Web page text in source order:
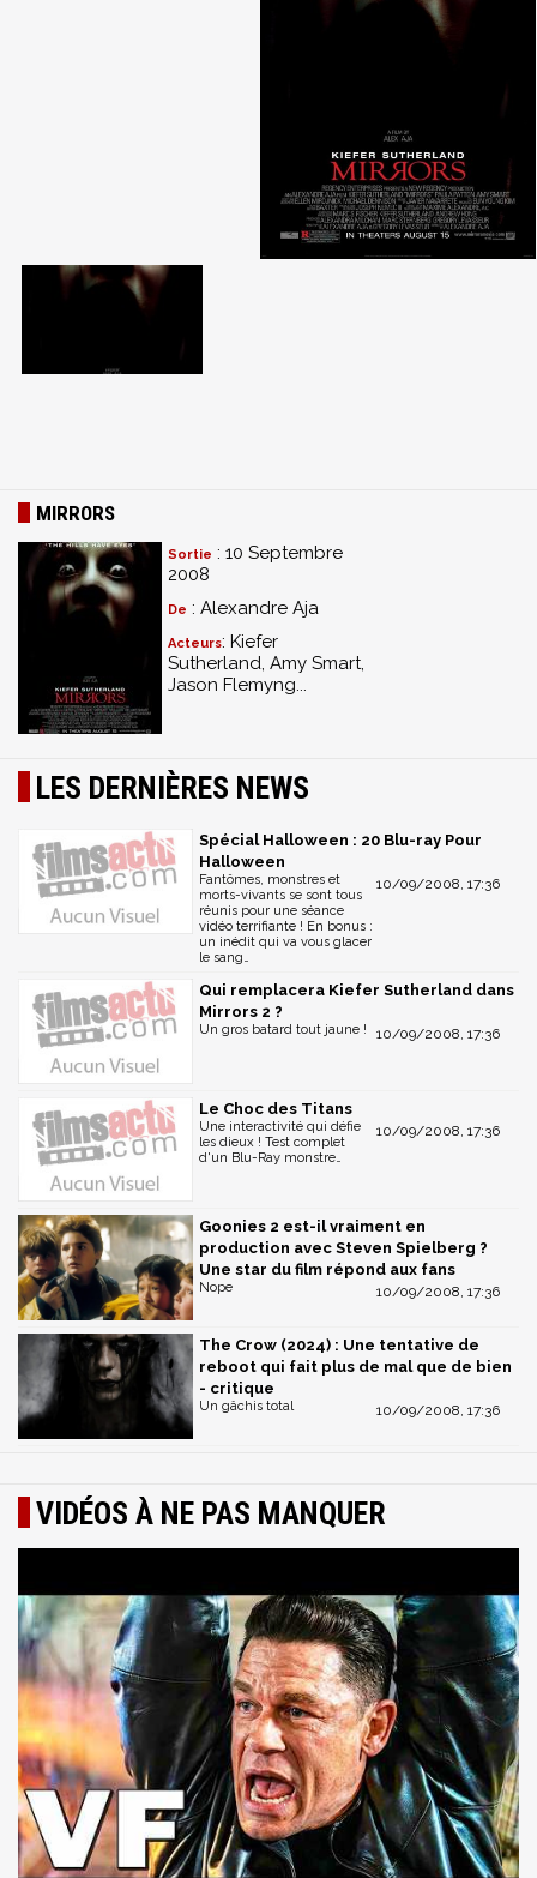
MIRRORS
Sortie : 10 Septembre
2008
De : Alexandre Aja
Acteurs: Kiefer
Sutherland, Amy Smart,
Jason Flemyng...
LES DERNIÈRES NEWS
Spécial Halloween : 20 Blu-ray Pour
Halloween
10/09/2008, 17:36
Fantômes, monstres et
morts-vivants se sont tous
réunis pour une séance
vidéo terrifiante ! En bonus :
un inédit qui va vous glacer
le sang…
Qui remplacera Kiefer Sutherland dans
Mirrors 2 ?
10/09/2008, 17:36
Un gros batard tout jaune !
Le Choc des Titans
10/09/2008, 17:36
Une interactivité qui défie
les dieux ! Test complet
d'un Blu-Ray monstre…
Goonies 2 est-il vraiment en
production avec Steven Spielberg ?
Une star du film répond aux fans
10/09/2008, 17:36
Nope
The Crow (2024) : Une tentative de
reboot qui fait plus de mal que de bien
- critique
10/09/2008, 17:36
Un gâchis total
VIDÉOS À NE PAS MANQUER